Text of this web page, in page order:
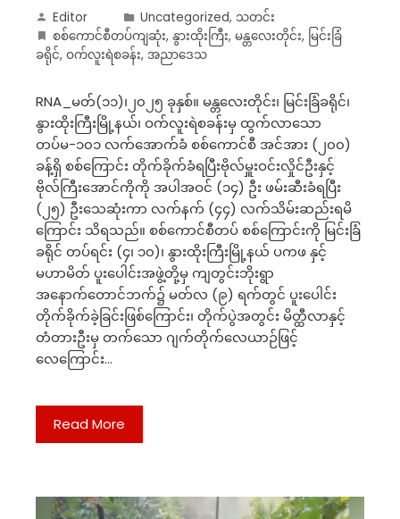
Editor Uncategorized, သတင်း
စစ်ကောင်စီတပ်ကျဆုံး, နွားထိုးကြီး, မန္တလေးတိုင်း, မြင်းခြံ
ခရိုင်, ဝက်လူးရဲစခန်း, အညာဒေသ
RNA_မတ်(၁၁)၊၂၀၂၅ ခုနှစ်။ မန္တလေးတိုင်း၊ မြင်းခြံခရိုင်၊
နွားထိုးကြီးမြို့နယ်၊ ဝက်လူးရဲစခန်းမှ ထွက်လာသော
တပ်မ-၁၀၁ လက်အောက်ခံ စစ်ကောင်စီ အင်အား (၂၀၀)
ခန့်ရှိ စစ်ကြောင်း တိုက်ခိုက်ခံရပြီးဗိုလ်မှူးဝင်းလှိုင်ဦးနှင့်
ဗိုလ်ကြီးအောင်ကိုကို အပါအဝင် (၁၄) ဦး ဖမ်းဆီးခံရပြီး
(၂၅) ဦးသေဆုံးကာ လက်နက် (၄၄) လက်သိမ်းဆည်းရမိ
ကြောင်း သိရသည်။ စစ်ကောင်စီတပ် စစ်ကြောင်းကို မြင်းခြံ
ခရိုင် တပ်ရင်း (၄၊ ၁၀)၊ နွားထိုးကြီးမြို့နယ် ပကဖ နှင့်
မဟာမိတ် ပူးပေါင်းအဖွဲ့တို့မှ ကျတွင်းဘိုးရွာ
အနောက်တောင်ဘက်၌ မတ်လ (၉) ရက်တွင် ပူးပေါင်း
တိုက်ခိုက်ခဲ့ခြင်းဖြစ်ကြောင်း၊ တိုက်ပွဲအတွင်း မိတ္ထီလာနှင့်
တံတားဦးမှ တက်သော ဂျက်တိုက်လေယာဉ်ဖြင့်
လေကြောင်း…
Read More